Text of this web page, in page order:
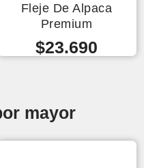
Fleje De Alpaca
Premium
$23.690
mayor